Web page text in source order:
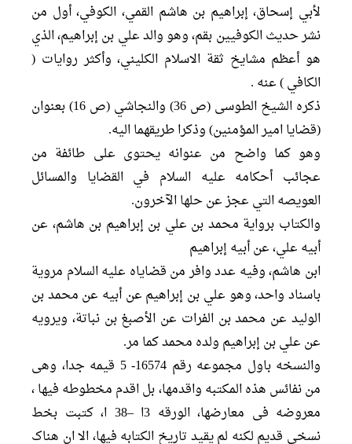
لأبي إسحاق، إبراهيم بن هاشم القمي، الكوفي، أول من
نشر حديث الكوفيين بقم، وهو والد علي بن إبراهيم، الذي
هو أعظم مشايخ ثقة الاسلام الكليني، وأكثر روايات (
الكافي ) عنه .
ذكره الشیخ الطوسی (ص 36) والنجاشي (ص 16) بعنوان
(قضایا امیر المؤمنین) وذکرا طریقهما الیه.
وهو کما واضح من عنوانه یحتوى على طائفة من
عجائب أحكامه عليه السلام في القضايا والمسائل
العویصه التي عجز عن حلها الآخرون.
والکتاب برواية محمد بن علي بن إبراهيم بن هاشم، عن
أبيه علي، عن أبيه إبراهيم
ابن هاشم، وفيه عدد وافر من قضاياه علیه السلام مروية
باسناد واحد، وهو علي بن إبراهيم عن أبيه عن محمد بن
الوليد عن محمد بن الفرات عن الأصبغ بن نباتة، ويرويه
عن علي بن إبراهيم ولده محمد كما مر.
والنسخه باول مجموعه رقم 16574- 5 قیمه جدا، وهی
من نفائس هذه المکتبه واقدمها، بل اقدم مخطوطه فیها ،
معروضه فی معارضها، الورقه 3ا –38 ا، کتبت بخط
نسخی قدیم لکنه لم یقید تاریخ الکتابه فیها، الا ان هناک